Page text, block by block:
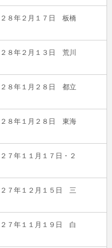
８年２月１７日 板橋
８年２月１３日 荒川
８年１月２８日 都立
８年１月２８日 東海
７年１１月１７日・２
７年１２月１５日 三
７年１１月１９日 白